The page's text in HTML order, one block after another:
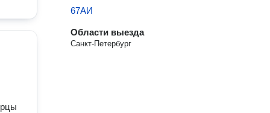
67АИ
Области выезда
Санкт-Петербург